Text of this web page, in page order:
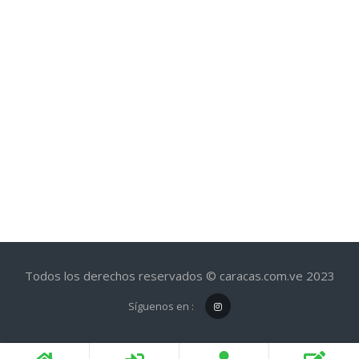
Todos los derechos reservados © caracas.com.ve 2023
Síguenos en :